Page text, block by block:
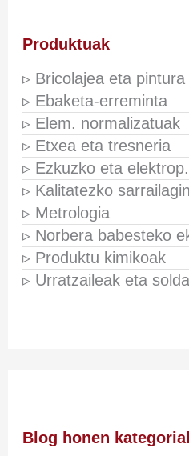
Produktuak
▹ Bricolajea eta pintura
▹ Ebaketa-erreminta
▹ Elem. normalizatuak
▹ Etxea eta tresneria
▹ Ezkuzko eta elektrop.
▹ Kalitatezko
▹ Metrologia
▹ Norbera babesteko
▹ Produktu kimikoak
▹ Urratzaileak eta
Blog honen